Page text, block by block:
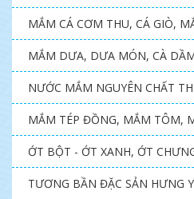
MẮM CÁ CƠM THU, CÁ GIÒ,
MẮM DƯA, DƯA MÓN, CÀ
NƯỚC MẮM NGUYÊN CHẤT
MẮM TÉP ĐỒNG, MẮM TÔM,
ỚT BỘT - ỚT XANH, ỚT
TƯƠNG BẦN ĐẶC SẢN HƯNG